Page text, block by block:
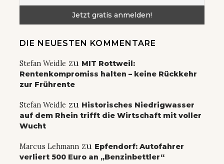
DIE NEUESTEN KOMMENTARE
Stefan Weidle zu MIT Rottweil:
Rentenkompromiss halten – keine Rückkehr
zur Frührente
Stefan Weidle zu Historisches Niedrigwasser
auf dem Rhein trifft die Wirtschaft mit voller
Wucht
Marcus Lehmann zu Epfendorf: Autofahrer
verliert 500 Euro an „Benzinbettler“